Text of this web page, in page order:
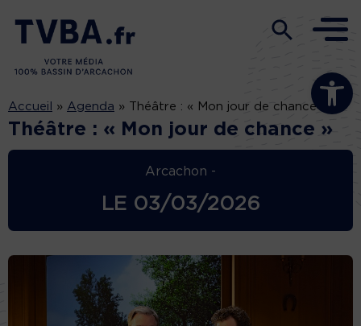
Ouvrir la
Accueil » Agenda » Théâtre : « Mon jour de chance »
Théâtre : « Mon jour de chance »
Arcachon -
LE 03/03/2026